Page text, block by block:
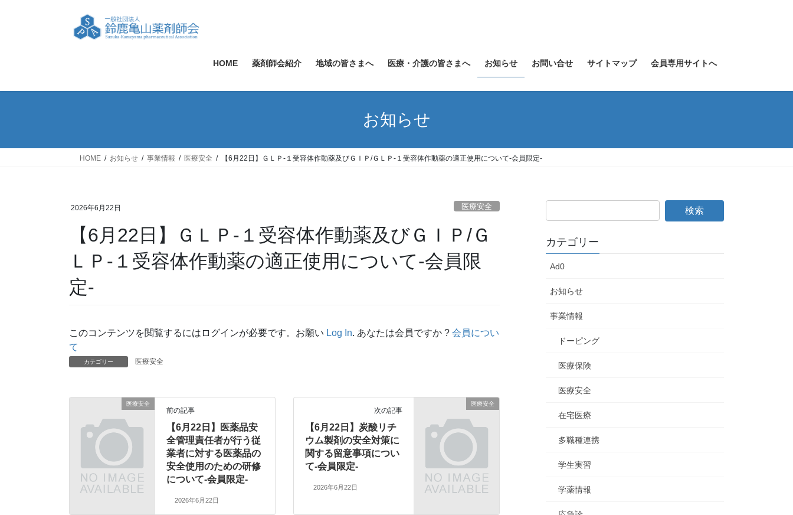
ス
ン
HOME 薬剤師会紹介 地域の皆さまへ 医療・介護の皆さまへ お知らせ お問い合せ サイトマップ 会員専用サイトへ
お知らせ
HOME お知らせ 事業情報 医療安全 【6月22日】ＧＬＰ-１受容体作動薬及びＧＩＰ/ＧＬＰ-１受容体作動薬の適正使用について-会員限定-
2026年6月22日 医療安全
【6月22日】ＧＬＰ-１受容体作動薬及びＧＩＰ/Ｇ
ＬＰ-１受容体作動薬の適正使用について-会員限
定-
このコンテンツを閲覧するにはログインが必要です。お願い Log In. あなたは会員ですか ? 会員につい
て
カテゴリー 医療安全
医療安全
前の記事
【6月22日】医薬品安
全管理責任者が行う従
業者に対する医薬品の
安全使用のための研修
について-会員限定-
2026年6月22日
医療安全
次の記事
【6月22日】炭酸リチ
ウム製剤の安全対策に
関する留意事項につい
て-会員限定-
2026年6月22日
カテゴリー
Ad0
お知らせ
事業情報
ドーピング
医療保険
医療安全
在宅医療
多職種連携
学生実習
学薬情報